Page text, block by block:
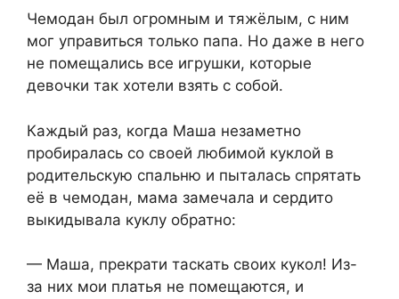
Чемодан был огромным и тяжёлым, с ним
мог управиться только папа. Но даже в него
не помещались все игрушки, которые
девочки так хотели взять с собой.
Каждый раз, когда Маша незаметно
пробиралась со своей любимой куклой в
родительскую спальню и пыталась спрятать
её в чемодан, мама замечала и сердито
выкидывала куклу обратно:
— Маша, прекрати таскать своих кукол! Из-
за них мои платья не помещаются, и